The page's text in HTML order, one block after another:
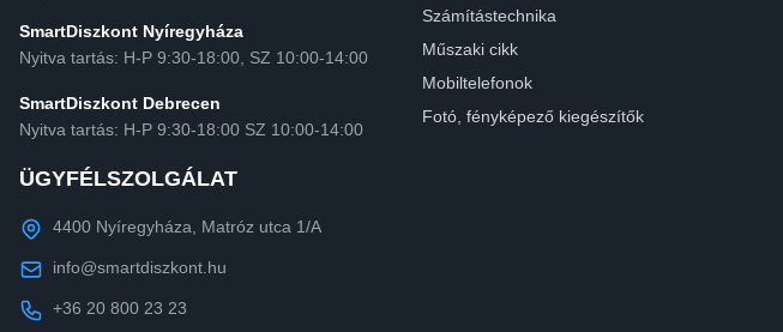
SmartDiszkont Nyíregyháza
Nyitva tartás: H-P 9:30-18:00, SZ 10:00-14:00
SmartDiszkont Debrecen
Nyitva tartás: H-P 9:30-18:00 SZ 10:00-14:00
ÜGYFÉLSZOLGÁLAT
4400 Nyíregyháza, Matróz utca 1/A
info@smartdiszkont.hu
+36 20 800 23 23
Számítástechnika
Műszaki cikk
Mobiltelefonok
Fotó, fényképező kiegészítők